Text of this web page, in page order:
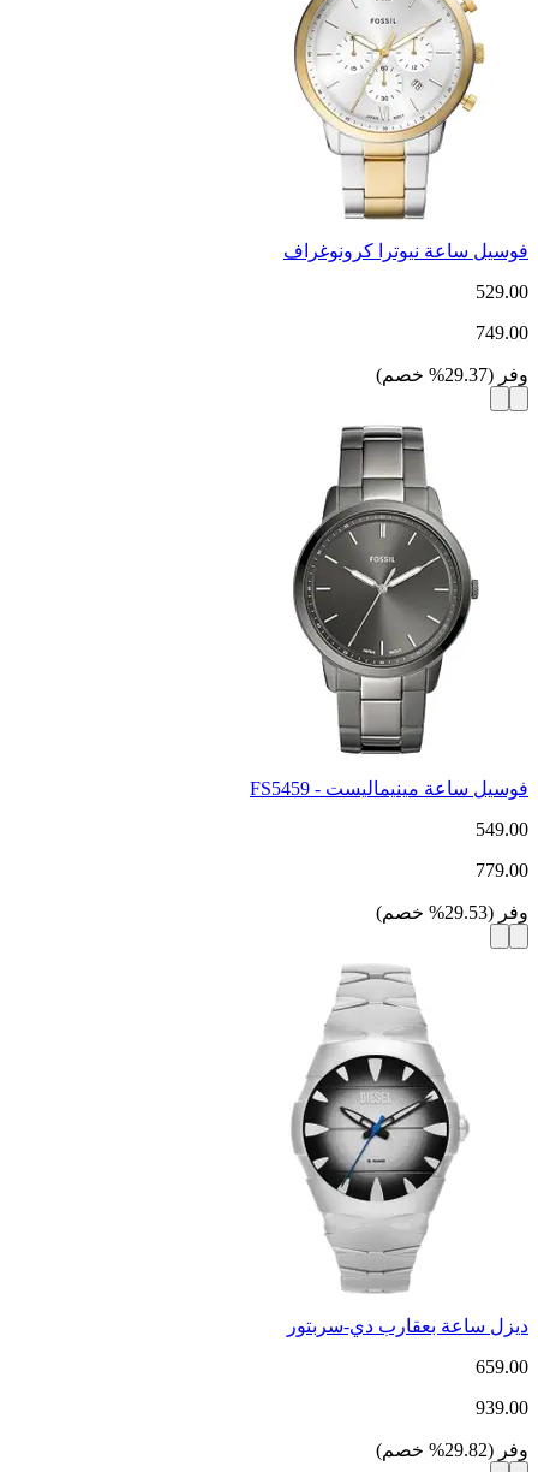
فوسيل ساعة نيوترا كرونوغراف
529.00
749.00
وفر (
29.37
% خصم)
فوسيل ساعة مينيماليست - FS5459
549.00
779.00
وفر (
29.53
% خصم)
ديزل ساعة بعقارب دي-سربتور
659.00
939.00
وفر (
29.82
% خصم)